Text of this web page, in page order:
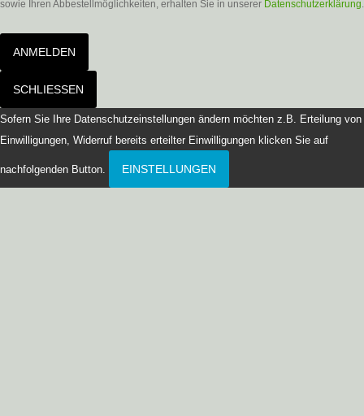
sowie Ihren Abbestellmöglichkeiten, erhalten Sie in unserer Datenschutzerklärung.
ANMELDEN
SCHLIESSEN
Sofern Sie Ihre Datenschutzeinstellungen ändern möchten z.B. Erteilung von
Einwilligungen, Widerruf bereits erteilter Einwilligungen klicken Sie auf
nachfolgenden Button. EINSTELLUNGEN